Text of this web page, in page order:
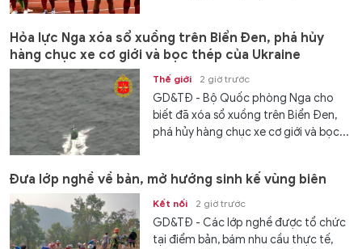
Hỏa lực Nga xóa sổ xuồng trên Biển Đen, phá hủy
hàng chục xe cơ giới và bọc thép của Ukraine
Thế giới 2 giờ trước
GD&TĐ - Bộ Quốc phòng Nga cho
biết đã xóa sổ xuồng trên Biển Đen,
phá hủy hàng chục xe cơ giới và bọc...
Đưa lớp nghề về bản, mở hướng sinh kế vùng biên
Kết nối 2 giờ trước
GD&TĐ - Các lớp nghề được tổ chức
tại điểm bản, bám nhu cầu thực tế,